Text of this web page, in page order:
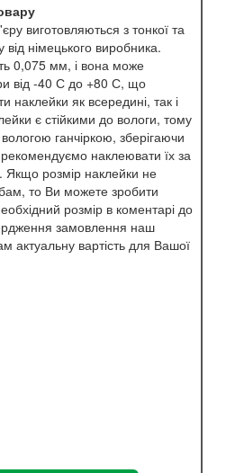
виготовляються з тонкої та
від німецького виробника.
0,075 мм, і вона може
від -40 С до +80 С, що
наклейки як всередині, так і
є стійкими до вологи, тому
ганчіркою, зберігаючи
рекомендуємо наклеювати їх за
розмір наклейки не
то Ви можете зробити
розмір в коментарі до
замовлення наш
актуальну вартість для Вашої